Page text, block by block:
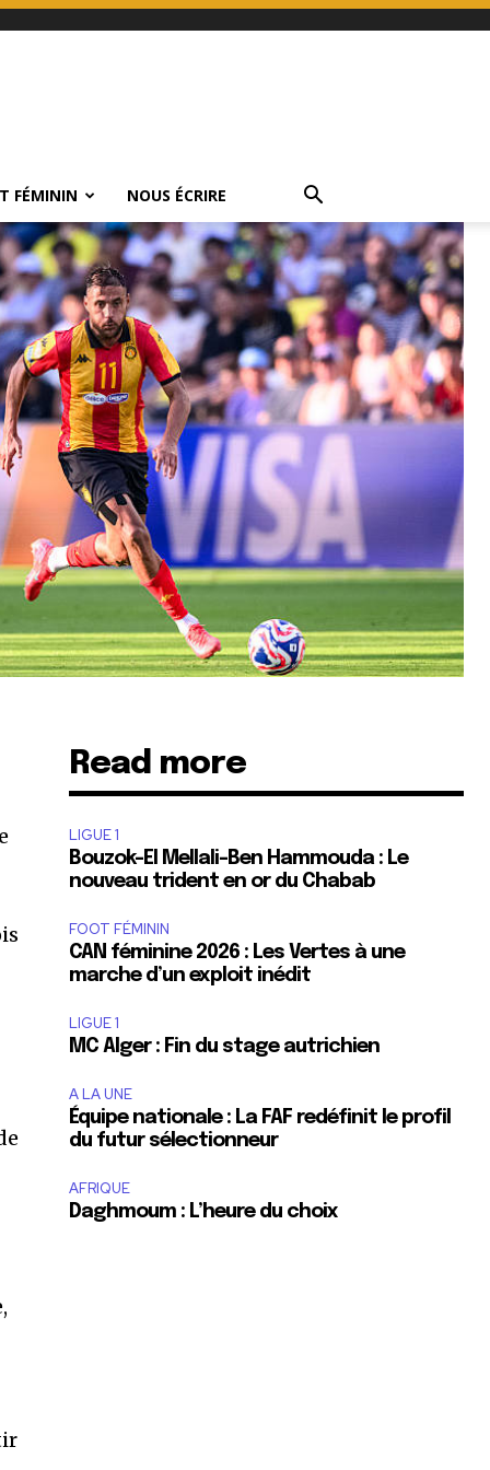
FÉMININ NOUS ÉCRIRE
Read more
LIGUE 1
Bouzok-El Mellali-Ben Hammouda : Le
nouveau trident en or du Chabab
FOOT FÉMININ
CAN féminine 2026 : Les Vertes à une
marche d’un exploit inédit
LIGUE 1
MC Alger : Fin du stage autrichien
A LA UNE
Équipe nationale : La FAF redéfinit le profil
du futur sélectionneur
AFRIQUE
Daghmoum : L’heure du choix